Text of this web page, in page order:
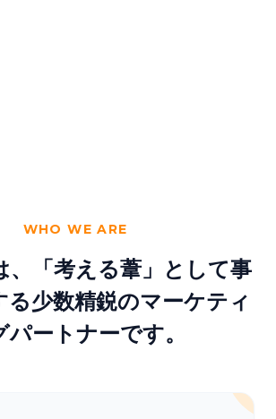
WHO WE ARE
、「考える葦」として事
る少数精鋭のマーケティ
パートナーです。